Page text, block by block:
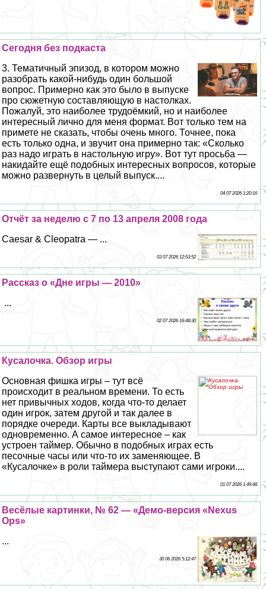
Сегодня без подкаста
3. Тематичный эпизод, в котором можно
разобрать какой-нибудь один большой
вопрос. Примерно как это было в выпуске
про сюжетную составляющую в настолках.
Пожалуй, это наиболее трудоёмкий, но и наиболее
интересный лично для меня формат. Вот только тем на
примете не сказать, чтобы очень много. Точнее, пока
есть только одна, и звучит она примерно так: «Сколько
раз надо играть в настольную игру». Вот тут просьба —
накидайте ещё подобных интересных вопросов, которые
можно развернуть в целый выпуск....
04 07 2026 1:20:16
Отчёт за неделю с 7 по 13 апреля 2008 года
Caesar & Cleopatra — ...
03 07 2026 12:53:52
Рассказ о «Дне игры — 2010»
...
02 07 2026 16:48:30
Кусалочка. Обзор игры
Основная фишка игры – тут всё
происходит в реальном времени. То есть
нет привычных ходов, когда что-то делает
один игрок, затем другой и так далее в
порядке очереди. Карты все выкладывают
одновременно. А самое интересное – как
устроен таймер. Обычно в подобных играх есть
песочные часы или что-то их заменяющее. В
«Кусалочке» в роли таймера выступают сами игроки....
01 07 2026 1:49:48
Весёлые картинки, № 62 — «Демо-версия «Nexus
Ops»
...
30 06 2026 5:12:47